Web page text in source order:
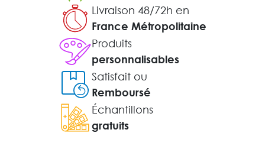
Livraison 48/72h en
France Métropolitaine
Produits
personnalisables
Satisfait ou
Remboursé
Échantillons
gratuits